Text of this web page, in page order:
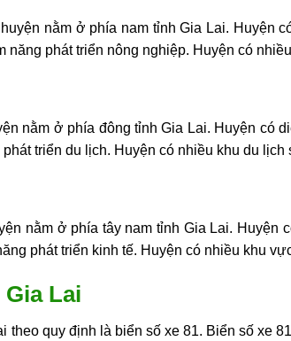
nằm ở phía nam tỉnh Gia Lai. Huyện
năng phát triển nông nghiệp. Huyện có
nằm ở phía đông tỉnh Gia Lai. Huyện có
triển du lịch. Huyện có nhiều khu du
nằm ở phía tây nam tỉnh Gia Lai.
phát triển kinh tế. Huyện có nhiều khu
Lai
theo quy định là biển số xe 81. Biển số xe